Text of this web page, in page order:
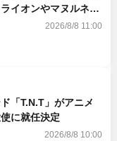
イオンやマヌルネコ
2026/8/8 11:00
「T.N.T」がアニメ
に就任決定
2026/8/8 10:00